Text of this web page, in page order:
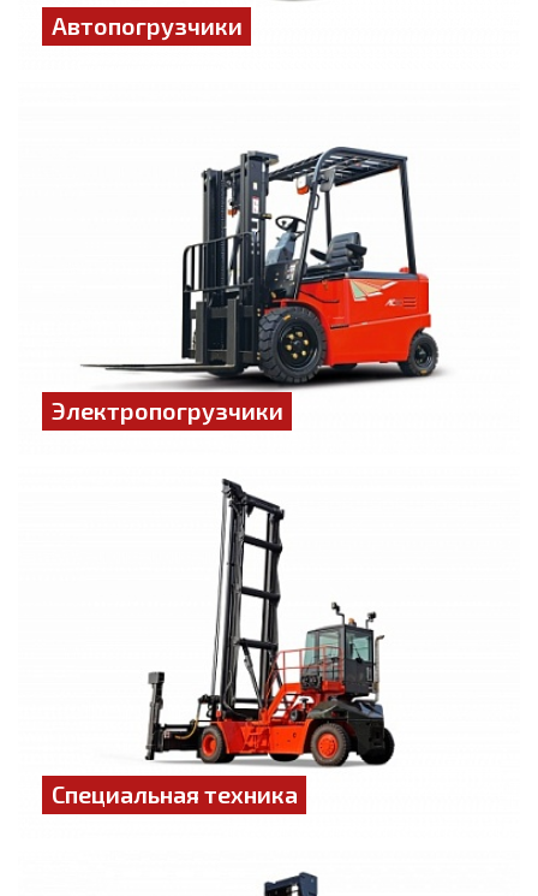
Автопогрузчики
Электропогрузчики
Специальная техника